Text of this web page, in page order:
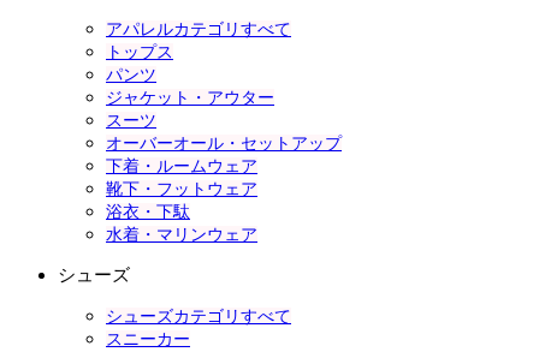
アパレルカテゴリすべて
トップス
パンツ
ジャケット・アウター
スーツ
オーバーオール・セットアップ
下着・ルームウェア
靴下・フットウェア
浴衣・下駄
水着・マリンウェア
シューズ
シューズカテゴリすべて
スニーカー